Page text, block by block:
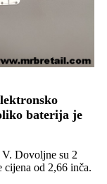
baterija je
Dovoljne su 2
cijena od 2,66 inča.